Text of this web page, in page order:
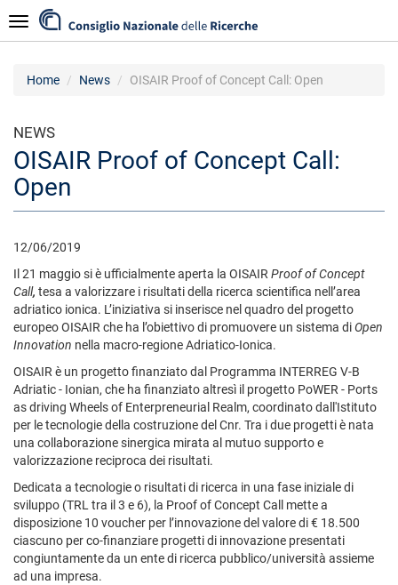
al
contenuto
Navigazione
Home News OISAIR Proof of Concept Call: Open
NEWS
OISAIR Proof of Concept Call:
Open
12/06/2019
Il 21 maggio si è ufficialmente aperta la OISAIRProof of Concept
Call, tesa a valorizzare i risultati della ricerca scientifica nell’area
adriatico ionica. L’iniziativa si inserisce nel quadro del progetto
europeo OISAIR che ha l’obiettivo di promuovere un sistema diOpen
Innovation nella macro-regione Adriatico-Ionica.
OISAIR è un progetto finanziato dal Programma INTERREG V-B
Adriatic - Ionian, che ha finanziato altresì il progetto PoWER - Ports
as driving Wheels of Enterpreneurial Realm, coordinato dall'Istituto
per le tecnologie della costruzione del Cnr. Tra i due progetti è nata
una collaborazione sinergica mirata al mutuo supporto e
valorizzazione reciproca dei risultati.
Dedicata a tecnologie o risultati di ricerca in una fase iniziale di
sviluppo (TRL tra il 3 e 6), la Proof of Concept Call mette a
disposizione 10 voucher per l’innovazione del valore di € 18.500
ciascuno per co-finanziare progetti di innovazione presentati
congiuntamente da un ente di ricerca pubblico/università assieme
ad una impresa.